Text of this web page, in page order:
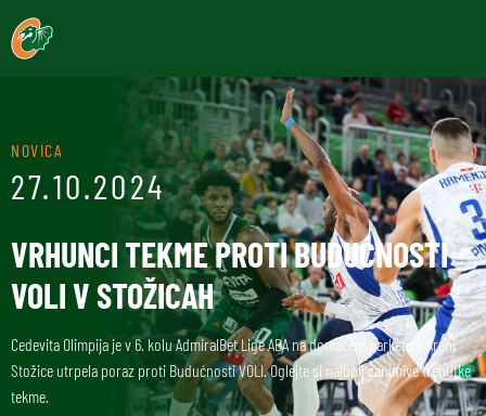
NOVICA
27.10.2024
VRHUNCI TEKME PROTI BUDUĆNOSTI
VOLI V STOŽICAH
Cedevita Olimpija je v 6. kolu AdmiralBet Lige ABA na domačem parketu v Areni
Stožice utrpela poraz proti Budućnosti VOLI. Oglejte si najbolj zanimive trenutke
tekme.